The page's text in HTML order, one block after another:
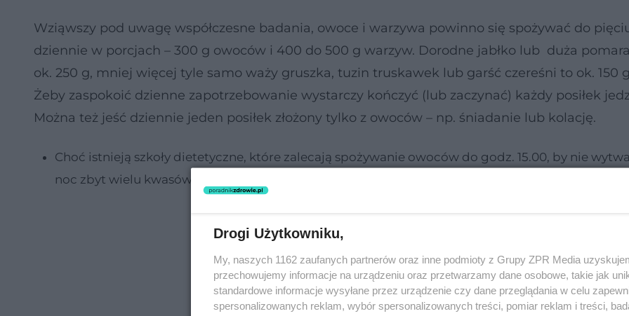
Wziąwszy pod uwagę współczesne badania, owoce i warzywa powinno się spożywać do
dziennie w porcjach – 300 g owoców i 400 do 500 g warzyw. Dorodne jabłko lub duża
ok. 250 g, mniej więcej tyle samo waży gruszka, tuzin truskawek lub garść czereśni to ok. 150
Żeby zaspokoić dzienne zapotrzebowanie wystarczy kończyć (lub zaczynać) każdy posiłek
Można też jeść dziennie jeden posiłek złożony tylko z owoców – np. śniadanie lub kolację.
Choć istnieją szkoły dietetyczne, które zalecają spożywanie owoców do godz. 15.00, by nie
noc zbyt wielu kwasów.
Drogi Użytkowniku,
My, naszych 1162 zaufanych partnerów oraz inne podmioty z Grupy ZPR Media
przechowujemy informacje na urządzeniu oraz przetwarzamy dane osobowe, takie jak
standardowe informacje wysyłane przez urządzenie czy dane przeglądania w celu
spersonalizowanych reklam, wybór spersonalizowanych treści, pomiar reklam i treści,